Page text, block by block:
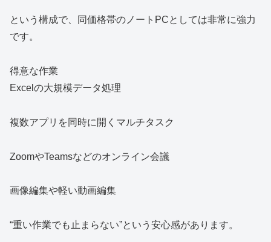
という構成で、同価格帯のノートPCとしては非常に強力
です。
得意な作業
Excelの大規模データ処理
複数アプリを同時に開くマルチタスク
ZoomやTeamsなどのオンライン会議
画像編集や軽い動画編集
“重い作業でも止まらない”という安心感があります。